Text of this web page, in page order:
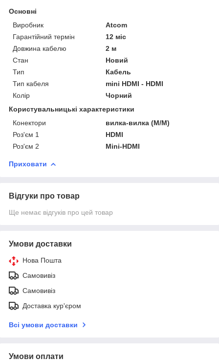
Основні
Виробник
Atcom
Гарантійний термін
12 міс
Довжина кабелю
2 м
Стан
Новий
Тип
Кабель
Тип кабеля
mini HDMI - HDMI
Колір
Чорний
Користувальницькі характеристики
Конектори
вилка-вилка (M/M)
Роз'єм 1
HDMI
Роз'єм 2
Mini-HDMI
Приховати
Відгуки про товар
Ще немає відгуків про цей товар
Умови доставки
Нова Пошта
Самовивіз
Самовивіз
Доставка кур'єром
Всі умови доставки
Умови оплати